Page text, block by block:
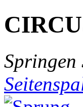
Springen